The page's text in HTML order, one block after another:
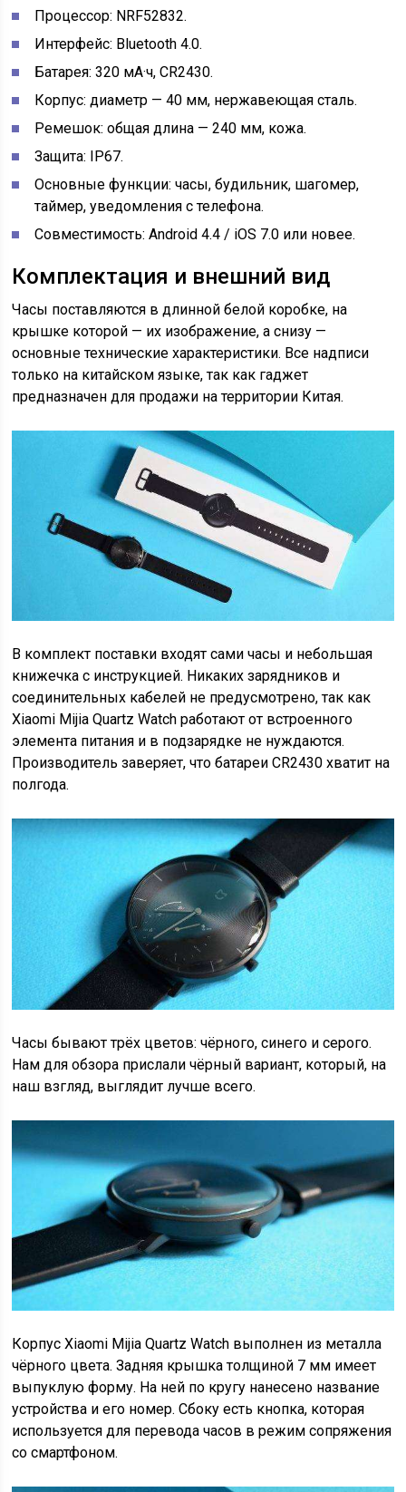
Процессор: NRF52832.
Интерфейс: Bluetooth 4.0.
Батарея: 320 мА·ч, CR2430.
Корпус: диаметр — 40 мм, нержавеющая сталь.
Ремешок: общая длина — 240 мм, кожа.
Защита: IP67.
Основные функции: часы, будильник, шагомер,
таймер, уведомления с телефона.
Совместимость: Android 4.4 / iOS 7.0 или новее.
Комплектация и внешний вид
Часы поставляются в длинной белой коробке, на
крышке которой — их изображение, а снизу —
основные технические характеристики. Все надписи
только на китайском языке, так как гаджет
предназначен для продажи на территории Китая.
В комплект поставки входят сами часы и небольшая
книжечка с инструкцией. Никаких зарядников и
соединительных кабелей не предусмотрено, так как
Xiaomi Mijia Quartz Watch работают от встроенного
элемента питания и в подзарядке не нуждаются.
Производитель заверяет, что батареи CR2430 хватит на
полгода.
Часы бывают трёх цветов: чёрного, синего и серого.
Нам для обзора прислали чёрный вариант, который, на
наш взгляд, выглядит лучше всего.
Корпус Xiaomi Mijia Quartz Watch выполнен из металла
чёрного цвета. Задняя крышка толщиной 7 мм имеет
выпуклую форму. На ней по кругу нанесено название
устройства и его номер. Сбоку есть кнопка, которая
используется для перевода часов в режим сопряжения
со смартфоном.